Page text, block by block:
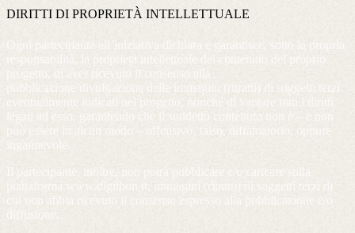
DIRITTI DI PROPRIETÀ INTELLETTUALE
Ogni partecipante all’iniziativa dichiara e garantisce, sotto la propria
responsabilità, la proprietà intellettuale del contenuto del proprio
progetto, di aver ricevuto il consenso alla
pubblicazione/divulgazione delle immagini (ritratti) di soggetti terzi
eventualmente indicati nel progetto, nonché di vantare tutti i diritti
legati ad esso, garantendo che il suddetto contenuto non è – e non
può essere in alcun modo – offensivo, falso, diffamatorio, oppure
ingannevole.
Il partecipante, inoltre, non potrà pubblicare e/o caricare sulla
piattaforma www.digithon.it, immagini (ritratti) di soggetti terzi di
cui non abbia ricevuto il consenso espresso alla pubblicazione e/o